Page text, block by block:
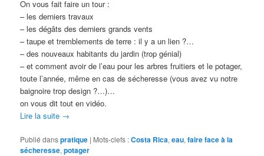
On vous fait faire un tour :
– les derniers travaux
– les dégâts des derniers grands vents
– taupe et tremblements de terre : il y a un lien ?…
– des nouveaux habitants du jardin (trop génial)
– et comment avoir de l’eau pour les arbres fruitiers et le potager,
toute l’année, même en cas de sécheresse (vous avez vu notre
baignoire trop design ?…)…
on vous dit tout en vidéo.
Lire la suite →
Publié danspratique | Mots-clefs :Costa Rica,eau,faire face à la
sécheresse,potager